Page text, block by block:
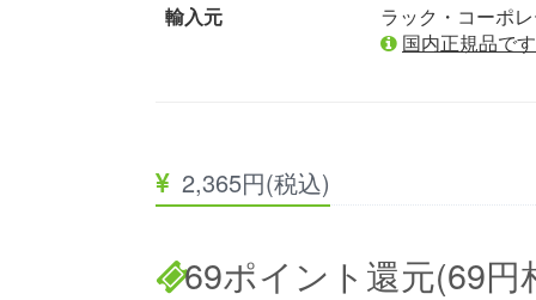
輸入元
ラック・コーポ
国内正規品です
2,365円(税込)
69ポイント還元(69円